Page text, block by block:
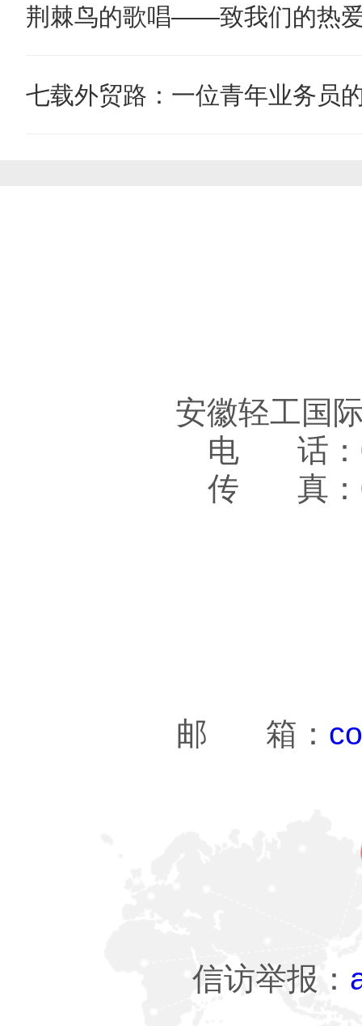
荆棘鸟的歌唱——致我们的热
七载外贸路：一位青年业务员
安徽轻工国
电 话：
传 真：
邮 箱：
信访举报：